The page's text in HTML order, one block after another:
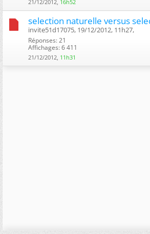
21/12/2012, 16h52
selection naturelle versus
invite51d17075, 19/12/2012, 11h27, ‎
Réponses: 21
Affichages: 6 411
21/12/2012, 11h31